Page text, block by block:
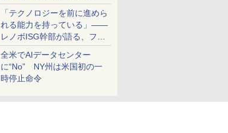
「テクノロジーを前に進めら
れる能力を持っている」――
レノボISG幹部が語る、フル
スタックと水冷技術の強み
全米でAIデータセンター
に“No” NY州は米国初の一
時停止命令